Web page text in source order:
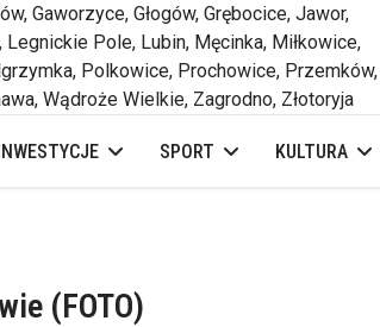
Gaworzyce, Głogów, Grębocice, Jawor,
Pole, Lubin, Męcinka, Miłkowice,
Polkowice, Prochowice, Przemków,
Wądroże Wielkie, Zagrodno, Złotoryja
SPORT KULTURA
(FOTO)